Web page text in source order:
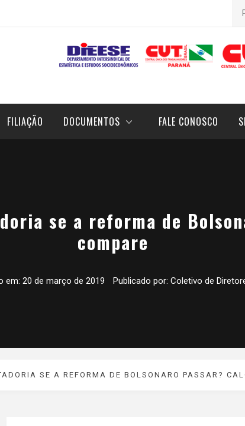
FILIAÇÃO DOCUMENTOS FALE CONOSCO
se a reforma de
compare
em: 20 de março de 2019 Publicado por: Coletivo de
SE A REFORMA DE BOLSONARO PASSAR?